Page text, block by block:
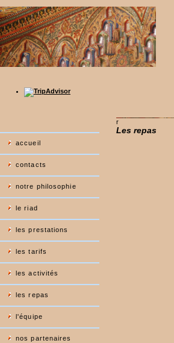
accueil
contacts
notre philosophie
le riad
les prestations
les tarifs
les activités
les repas
l'équipe
nos partenaires
r
Les repas